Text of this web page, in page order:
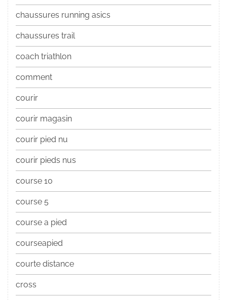
chaussures running asics
chaussures trail
coach triathlon
comment
courir
courir magasin
courir pied nu
courir pieds nus
course 10
course 5
course a pied
courseapied
courte distance
cross